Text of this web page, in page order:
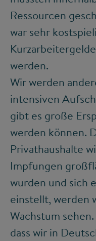
Ressourcen
war sehr
werden.
Wir werden
intensiven
gibt es große
werden können.
Privathaushalte
Impfungen
wurden und sich
einstellt, werden
Wachstum
dass wir in